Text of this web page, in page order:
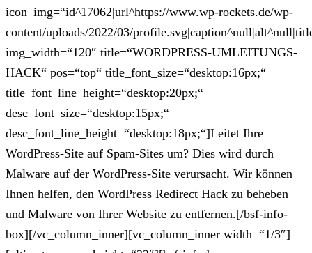
icon_img=“id^17062|url^https://www.wp-rockets.de/wp-
content/uploads/2022/03/
img_width=“120″ title=“WORDPRESS-UMLEITUNGS-
HACK“ pos=“top“ title_font_size=“desktop:16px;“
title_font_line_height=“desktop:20px;“
desc_font_size=“desktop:15px;“
desc_font_line_height=“desktop:18px;“]Leitet Ihre
WordPress-Site auf Spam-Sites um? Dies wird durch
Malware auf der WordPress-Site verursacht. Wir können
Ihnen helfen, den WordPress Redirect Hack zu beheben
und Malware von Ihrer Website zu entfernen.[/bsf-info-
box][/vc_column_inner][vc_column_inner width=“1/3″]